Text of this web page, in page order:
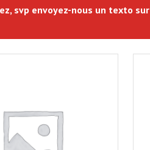
svp envoyez-nous un texto sur